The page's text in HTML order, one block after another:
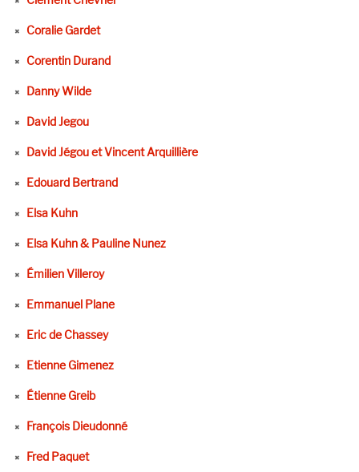
Coralie Gardet
Corentin Durand
Danny Wilde
David Jegou
David Jégou et Vincent Arquillière
Edouard Bertrand
Elsa Kuhn
Elsa Kuhn & Pauline Nunez
Émilien Villeroy
Emmanuel Plane
Eric de Chassey
Etienne Gimenez
Étienne Greib
François Dieudonné
Fred Paquet